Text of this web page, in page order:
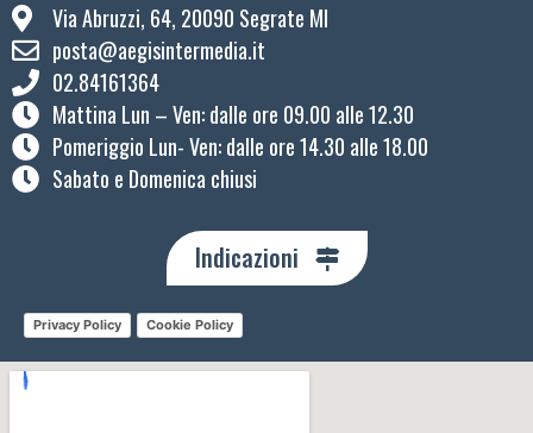
Via Abruzzi, 64, 20090 Segrate MI
posta@aegisintermedia.it
02.84161364
Mattina Lun – Ven: ​dalle ore 09.00 alle 12.30
Pomeriggio Lun- Ven: dalle ore 14.30 alle 18.00
Sabato e Domenica chiusi
Indicazioni
Privacy Policy Cookie Policy